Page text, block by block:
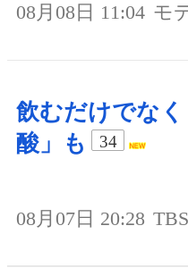
08月08日 11:04 モ
飲むだけでな
酸」も
34
08月07日 20:28